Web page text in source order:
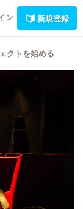
ン 新規登録
クトを始める